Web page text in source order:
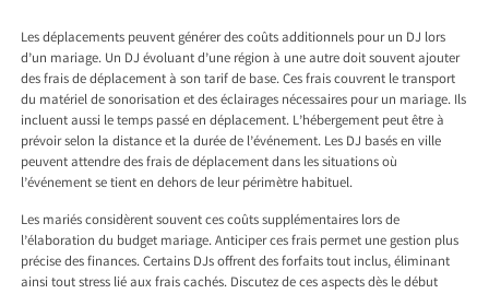
Les déplacements peuvent générer des coûts additionnels pour un DJ lors
d’un mariage. Un DJ évoluant d’une région à une autre doit souvent ajouter
des frais de déplacement à son tarif de base. Ces frais couvrent le transport
du matériel de sonorisation et des éclairages nécessaires pour un mariage. Ils
incluent aussi le temps passé en déplacement. L’hébergement peut être à
prévoir selon la distance et la durée de l’événement. Les DJ basés en ville
peuvent attendre des frais de déplacement dans les situations où
l’événement se tient en dehors de leur périmètre habituel.
Les mariés considèrent souvent ces coûts supplémentaires lors de
l’élaboration du budget mariage. Anticiper ces frais permet une gestion plus
précise des finances. Certains DJs offrent des forfaits tout inclus, éliminant
ainsi tout stress lié aux frais cachés. Discutez de ces aspects dès le début